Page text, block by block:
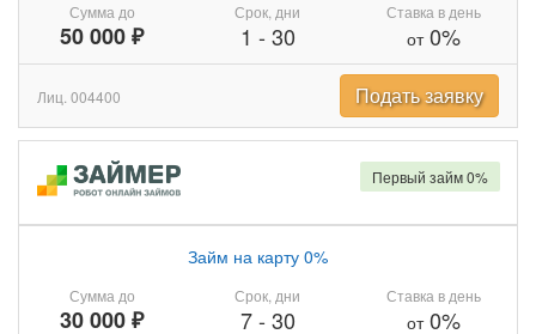
Сумма до
50 000 ₽
Срок, дни
1 - 30
Ставка в день
от0%
Лиц. 004400 Подать заявку
Сумма до
30 000 ₽
Займ на карту 0%
Срок, дни
7- 30
Ставка в день
от0%
Первый займ 0%